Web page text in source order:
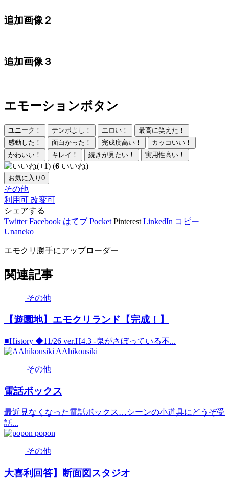
追加画像２
追加画像３
エモーションボタン
ユニーク！ テンポよし！ エロい！
最高に笑えた！
感動した！
面白かった！ 完成度高い！
カッコいい！
かわいい！
キレイ！ 続きが見たい！ 実用性高い！
(6 いいね)
お気に入り 0
その他
利用可 改変可
シェアする
Twitter Facebook はてブ Pocket Pinterest LinkedIn コピー
Unaneko
エモクリ勝手にアップローダー
関連記事
その他
【遊園地】エモクリランド【完成！】
■History ◆11/26 ver.H4.3 -鬼がさぼっている不...
AAhikousiki
その他
電話ボックス
最近見なくなった電話ボックス…シーンの小道具にどうぞ受
話...
popon
その他
大喜利回答】断面図スタジオ